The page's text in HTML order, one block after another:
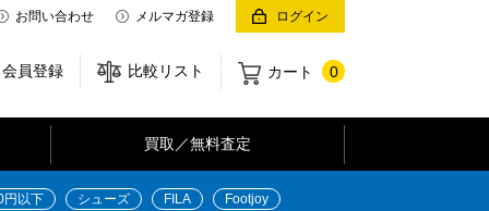
お問い合わせ メルマガ登録 ログイン
カート 0
比較リスト
会員登録
買取／無料査定
円以下 シューズ FILA Footjoy